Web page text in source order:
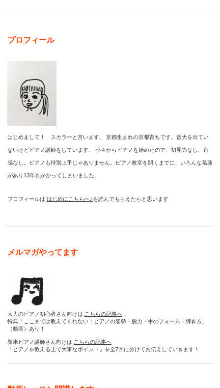
プロフィール
はじめまして！ スカラーと言います。 京都生まれの京都育ちです。音大を出てい
ないけどピアノ講師をしています。 小４からピアノを始めたので、初見力なし、音
感なし。ピアノも特別上手じゃありません。ピアノ教室を開くまでに、いろんな葛藤
があり13年もかかってしまいました。
プロフィールは はじめにこちらへ♪を読んでもらえたらと思います
メルマガやってます
大人のピアノ初心者さん向けは こちらの記事へ
特典「ここまでは教えてくれない！ピアノの姿勢・脱力・手のフォーム・弾き方」
（動画）あり！
新米ピアノ講師さん向けは こちらの記事へ
「ピアノを教える上で大事なポイント」を全7回に分けてお伝えしていきます！